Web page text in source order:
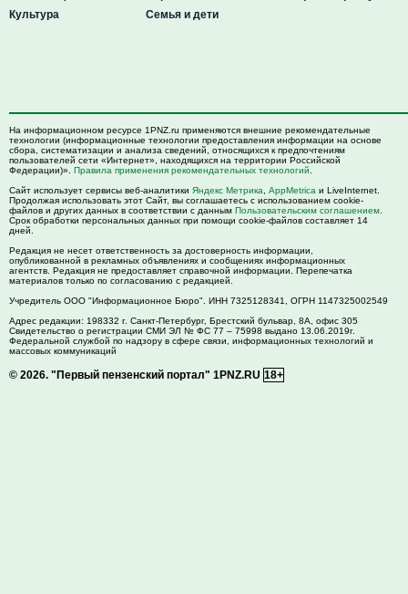
Культура
Семья и дети
На информационном ресурсе 1PNZ.ru применяются внешние рекомендательные
технологии (информационные технологии предоставления информации на основе
сбора, систематизации и анализа сведений, относящихся к предпочтениям
пользователей сети «Интернет», находящихся на территории Российской
Федерации)». Правила применения рекомендательных технологий
Сайт использует сервисы веб-аналитики Яндекс Метрика AppMetrica и LiveInternet.
Продолжая использовать этот Сайт, вы соглашаетесь с использованием cookie-
файлов и других данных в соответствии с данным Пользовательским соглашением
Срок обработки персональных данных при помощи cookie-файлов составляет 14
дней.
Редакция не несет ответственность за достоверность информации,
опубликованной в рекламных объявлениях и сообщениях информационных
агентств. Редакция не предоставляет справочной информации. Перепечатка
материалов только по согласованию с редакцией.
Учредитель ООО "Информационное Бюро". ИНН 7325128341, ОГРН 1147325002549
Адрес редакции: 198332 г. Санкт-Петербург, Брестский бульвар, 8А, офис 305
Свидетельство о регистрации СМИ ЭЛ № ФС 77 – 75998 выдано 13.06.2019г.
Федеральной службой по надзору в сфере связи, информационных технологий и
массовых коммуникаций
© 2026. "Первый пензенский портал" 1PNZ.RU 18+